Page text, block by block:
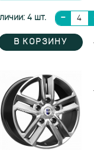
4 шт.
В КОРЗИНУ